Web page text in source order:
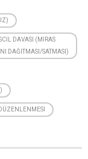
DAVASI (MIRAS
DAĞITMASI/SATMASI)